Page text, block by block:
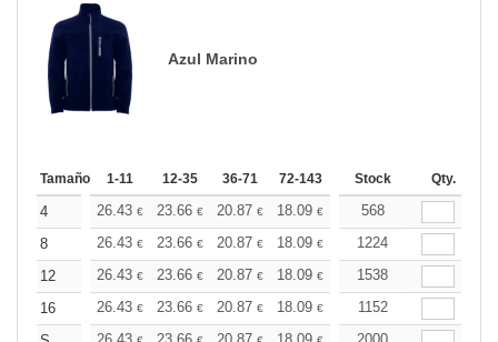
Azul Marino
Tamaño 1-11 12-35 36-71 72-143 144-287 288 +
Stock Qty.
4 26.43 € 23.66 € 20.87 € 18.09 € 16.69€
568
8
26.43 € 23.66 € 20.87 € 18.09 € 16.69€
1224
12
26.43 € 23.66 € 20.87 € 18.09 € 16.69€
1538
16
26.43 € 23.66 € 20.87 € 18.09 € 16.69€
1152